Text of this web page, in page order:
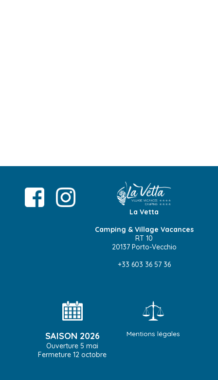
La Vetta
Camping & Village Vacances
RT 10
20137 Porto-Vecchio
+33 603 36 57 36
SAISON 2026
Ouverture 5 mai
Fermeture 12 octobre
Mentions légales